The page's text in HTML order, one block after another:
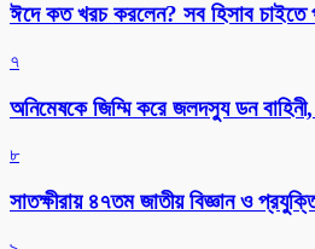
ঈদে কত খরচ করলেন? সব হিসাব চাইতে
৭
অনিমেষকে জিম্মি করে জলদস্যু ডন
৮
সাতক্ষীরায় ৪৭তম জাতীয় বিজ্ঞান ও